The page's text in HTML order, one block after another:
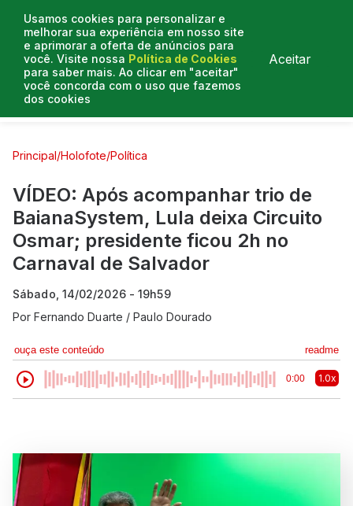
Usamos cookies para personalizar e
melhorar sua experiência em nosso site
e aprimorar a oferta de anúncios para
você. Visite nossa Política de Cookies
para saber mais. Ao clicar em "aceitar"
você concorda com o uso que fazemos
dos cookies
Aceitar
Curtas e Venenosas
Principal/Holofote/Política
VÍDEO: Após acompanhar trio de
BaianaSystem, Lula deixa Circuito
Osmar; presidente ficou 2h no
Carnaval de Salvador
Sábado, 14/02/2026 - 19h59
PorFernando Duarte / Paulo Dourado
ouça este conteúdo readme
0:00 1.0x